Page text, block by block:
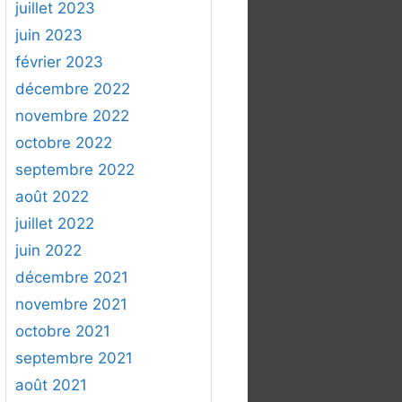
juillet 2023
juin 2023
février 2023
décembre 2022
novembre 2022
octobre 2022
septembre 2022
août 2022
juillet 2022
juin 2022
décembre 2021
novembre 2021
octobre 2021
septembre 2021
août 2021